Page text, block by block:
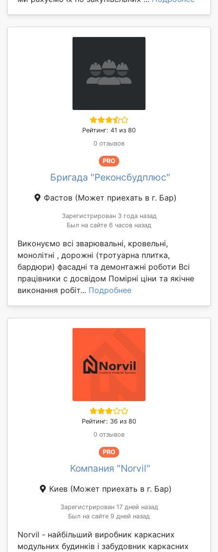
Рейтинг: 41 из 80
0 отзывов
PRO
Бригада "Реконсбудплюс"
Фастов (Может приехать в г. Бар)
Зарегистрирован 3 года назад
Был на сайте 6 часов назад
Виконуємо всі зварювальні, кровельні,
монолітні , дорожні (тротуарна плитка,
бардюри) фасадні та демонтажні роботи Всі
працівники с досвідом Помірні ціни та якічне
виконання робіт... Подробнее
Рейтинг: 36 из 80
0 отзывов
PRO
Компания "Norvil"
Киев (Может приехать в г. Бар)
Зарегистрирован 17 дней назад
Был на сайте 9 дней назад
Norvil - найбільший виробник каркасних
модульних будинків і забудовник каркасних